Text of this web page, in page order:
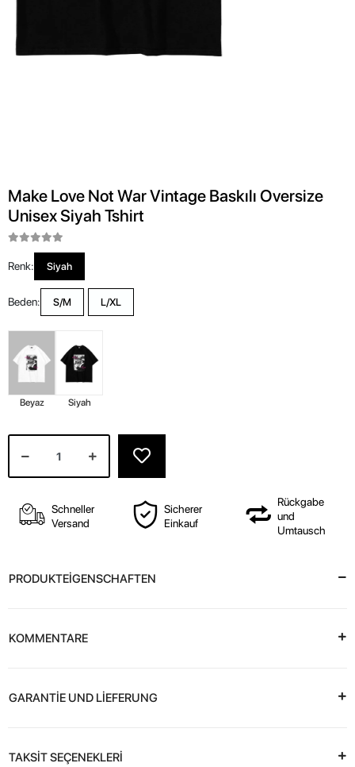
Make Love Not War Vintage Baskılı Oversize
Unisex Siyah Tshirt
Renk: Siyah
Beden: S/M L/XL
Beyaz Siyah
Schneller
Versand
Sicherer
Einkauf
Rückgabe
und
Umtausch
PRODUKTEİGENSCHAFTEN
KOMMENTARE
GARANTİE UND LİEFERUNG
TAKSİT SEÇENEKLERİ